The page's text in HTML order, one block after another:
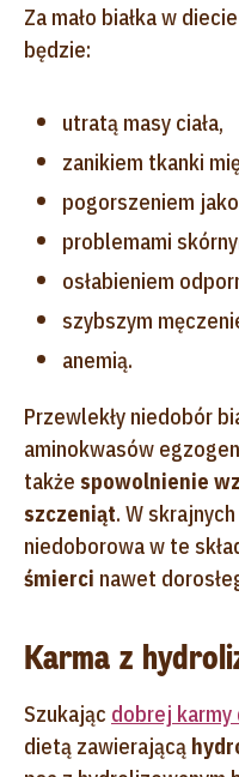
Za mało białka w
będzie:
utratą masy ciała,
zanikiem tkanki
pogorszeniem
problemami
osłabieniem
szybszym
anemią.
Przewlekły niedobór
aminokwasów
także spowolnienie
szczeniąt. W
niedoborowa w te
śmierci nawet
Karma z
Szukając dobrej karmy
dietą zawierającą